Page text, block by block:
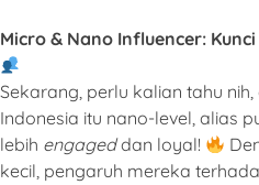
Micro & Nano Influencer:
Sekarang, perlu kalian tahu nih,
Indonesia itu nano-level, alias
lebih engageddan loyal!
kecil, pengaruh mereka